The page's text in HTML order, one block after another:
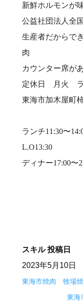
新鮮ホルモンが
公益社団法人全
生産者だからで
肉⠀
カウンター席が
定休日 月火 ラ
東海市加木屋町
ランチ11:30〜
L.O13:30⠀
ディナー17:00〜
スキル 投稿日
2023年5月10日
東海市焼肉 牧場焼
東海